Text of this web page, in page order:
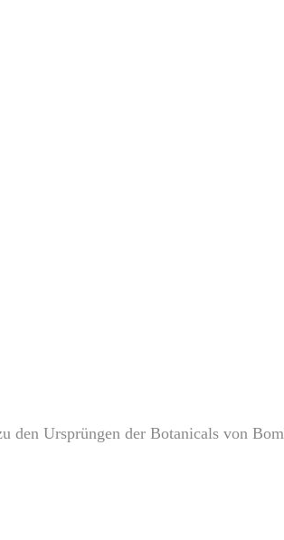
den Ursprüngen der Botanicals von